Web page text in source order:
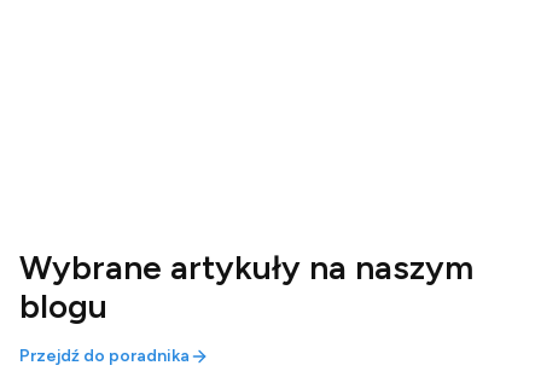
Wybrane artykuły na naszym
blogu
Przejdź do poradnika